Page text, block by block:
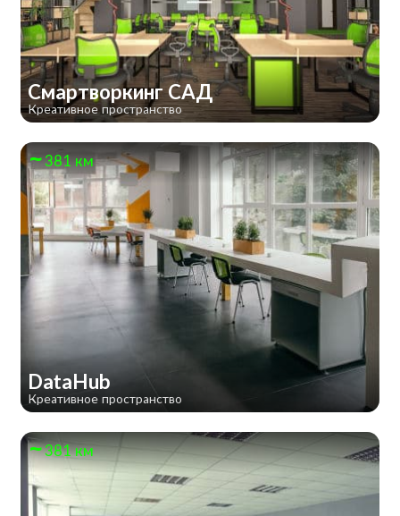
Смартворкинг САД
Креативное пространство
381 км
DataHub
Креативное пространство
381 км